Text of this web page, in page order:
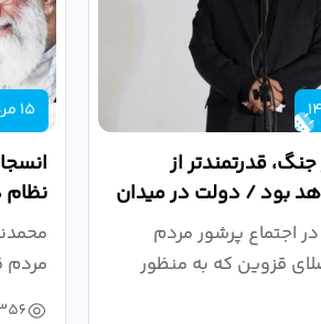
قدرتمندتر از
بود / دولت در میدان
اجتماع پرشور مردم
قزوین که به منظور
15 مرداد 1405
نظام
مردم